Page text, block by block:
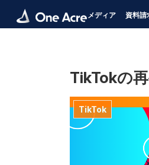
メディア 資料請
TikTokの
TikTok